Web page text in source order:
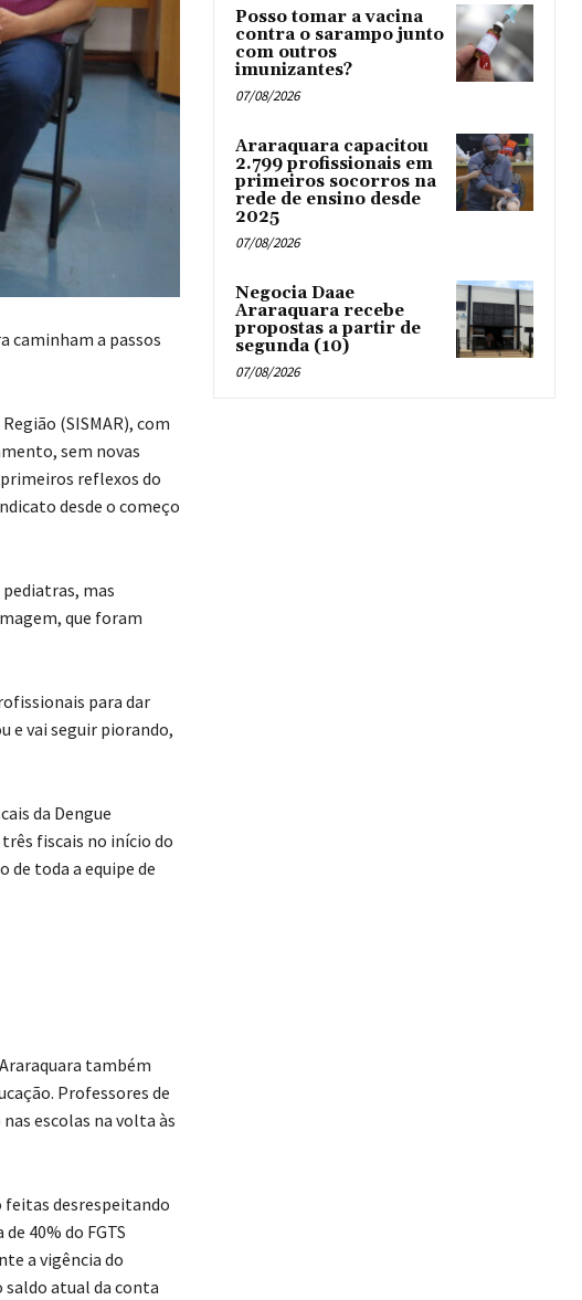
caminham a passos
(SISMAR), com
sem novas
reflexos do
desde o começo
mas
que foram
para dar
e vai seguir piorando,
da Dengue
fiscais no início do
de toda a equipe de
também
Professores de
escolas na volta às
desrespeitando
40% do FGTS
a vigência do
saldo atual da conta
Posso tomar a vacina
contra o sarampo junto
com outros
imunizantes?
07/08/2026
Araraquara capacitou
2.799 profissionais em
primeiros socorros na
rede de ensino desde
2025
07/08/2026
Negocia Daae
Araraquara recebe
propostas a partir de
segunda (10)
07/08/2026